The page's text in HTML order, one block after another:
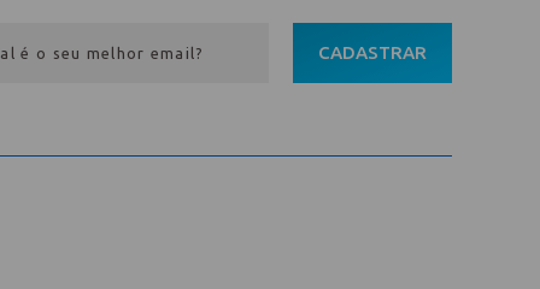
CADASTRAR